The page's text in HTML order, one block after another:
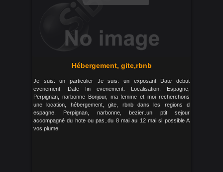
Hébergement, gite,rbnb
Je suis: un particulier Je suis: un exposant Date debut
evenement: Date fin evenement: Localisation: Espagne,
Perpignan, narbonne Bonjour, ma femme et moi recherchons
une location, hébergement, gite, rbnb dans les regions d
espagne, Perpignan, narbonne, bezier..un ptit sejour
accompagné du hote ou pas..du 8 mai au 12 mai si possible A
vos plume